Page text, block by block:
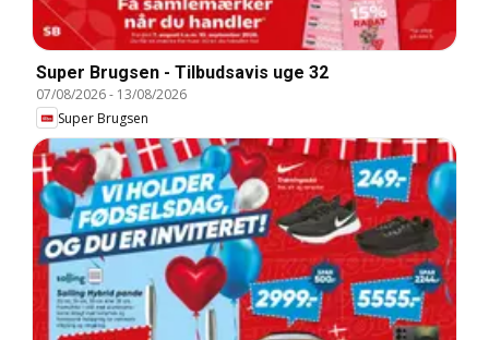
Super Brugsen - Tilbudsavis uge 32
07/08/2026- 13/08/2026
Super Brugsen